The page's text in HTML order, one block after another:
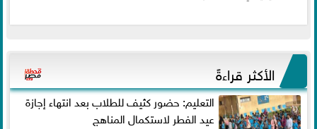
الأكثر قراءةً
التعليم: حضور كثيف للطلاب بعد انتهاء إجازة
عيد الفطر لاستكمال المناهج